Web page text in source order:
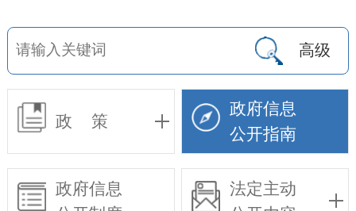
高级
政 策
政府信息
公开指南
政府信息
法定主动